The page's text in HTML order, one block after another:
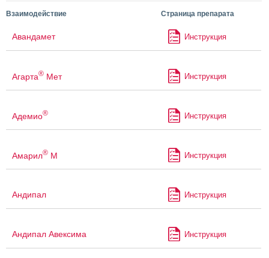
Взаимодействие Страница препарата
Авандамет Инструкция
Агарта® Мет Инструкция
Адемио® Инструкция
Амарил® М Инструкция
Андипал Инструкция
Андипал Авексима Инструкция